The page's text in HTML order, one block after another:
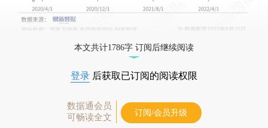
本文共计1786字 订阅后继续阅读
登录 后获取已订阅的阅读权限
数据通会员
可畅读全文
订阅/会员升级